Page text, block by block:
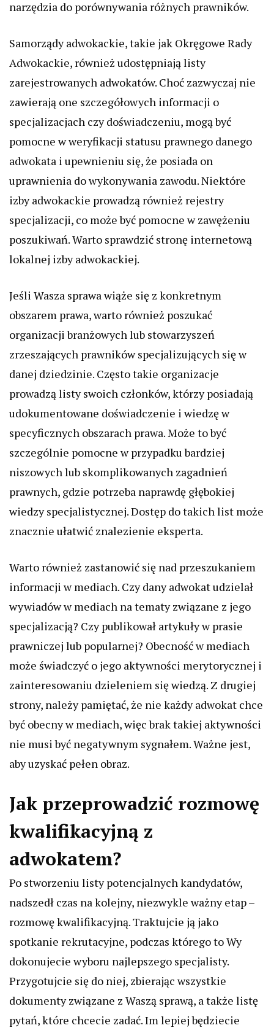
narzędzia do porównywania różnych prawników.
Samorządy adwokackie, takie jak Okręgowe Rady
Adwokackie, również udostępniają listy
zarejestrowanych adwokatów. Choć zazwyczaj nie
zawierają one szczegółowych informacji o
specjalizacjach czy doświadczeniu, mogą być
pomocne w weryfikacji statusu prawnego danego
adwokata i upewnieniu się, że posiada on
uprawnienia do wykonywania zawodu. Niektóre
izby adwokackie prowadzą również rejestry
specjalizacji, co może być pomocne w zawężeniu
poszukiwań. Warto sprawdzić stronę internetową
lokalnej izby adwokackiej.
Jeśli Wasza sprawa wiąże się z konkretnym
obszarem prawa, warto również poszukać
organizacji branżowych lub stowarzyszeń
zrzeszających prawników specjalizujących się w
danej dziedzinie. Często takie organizacje
prowadzą listy swoich członków, którzy posiadają
udokumentowane doświadczenie i wiedzę w
specyficznych obszarach prawa. Może to być
szczególnie pomocne w przypadku bardziej
niszowych lub skomplikowanych zagadnień
prawnych, gdzie potrzeba naprawdę głębokiej
wiedzy specjalistycznej. Dostęp do takich list może
znacznie ułatwić znalezienie eksperta.
Warto również zastanowić się nad przeszukaniem
informacji w mediach. Czy dany adwokat udzielał
wywiadów w mediach na tematy związane z jego
specjalizacją? Czy publikował artykuły w prasie
prawniczej lub popularnej? Obecność w mediach
może świadczyć o jego aktywności merytorycznej i
zainteresowaniu dzieleniem się wiedzą. Z drugiej
strony, należy pamiętać, że nie każdy adwokat chce
być obecny w mediach, więc brak takiej aktywności
nie musi być negatywnym sygnałem. Ważne jest,
aby uzyskać pełen obraz.
Jak przeprowadzić rozmowę
kwalifikacyjną z
adwokatem?
Po stworzeniu listy potencjalnych kandydatów,
nadszedł czas na kolejny, niezwykle ważny etap –
rozmowę kwalifikacyjną. Traktujcie ją jako
spotkanie rekrutacyjne, podczas którego to Wy
dokonujecie wyboru najlepszego specjalisty.
Przygotujcie się do niej, zbierając wszystkie
dokumenty związane z Waszą sprawą, a także listę
pytań, które chcecie zadać. Im lepiej będziecie